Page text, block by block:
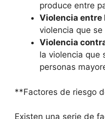
produce entre
Violencia entre
violencia que
Violencia
la violencia que
personas
**Factores de riesgo
Existen una serie de